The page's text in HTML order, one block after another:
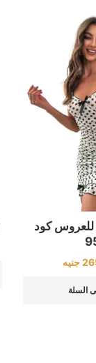
للعروس كود
جنيه
السلة